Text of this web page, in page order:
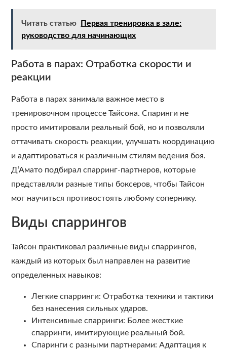
Читать статью
Первая тренировка в зале:
руководство для начинающих
Работа в парах: Отработка скорости и
реакции
Работа в парах занимала важное место в
тренировочном процессе Тайсона. Спаринги не
просто имитировали реальный бой, но и позволяли
оттачивать скорость реакции, улучшать координацию
и адаптироваться к различным стилям ведения боя.
Д’Амато подбирал спарринг-партнеров, которые
представляли разные типы боксеров, чтобы Тайсон
мог научиться противостоять любому сопернику.
Виды спаррингов
Тайсон практиковал различные виды спаррингов,
каждый из которых был направлен на развитие
определенных навыков:
Легкие спарринги: Отработка техники и тактики
без нанесения сильных ударов.
Интенсивные спарринги: Более жесткие
спарринги, имитирующие реальный бой.
Спаринги с разными партнерами: Адаптация к